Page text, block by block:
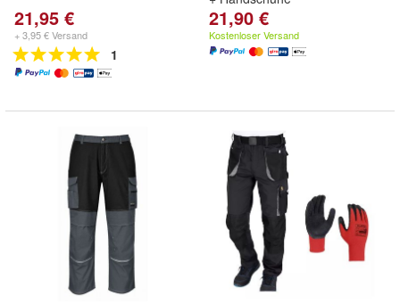
21,95 €
+ 3,95 € Versand
1
21,90 €
Kostenloser Versand